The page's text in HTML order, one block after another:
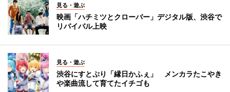
見る・遊ぶ
映画「ハチミツとクローバー」デジタル版、渋谷で
リバイバル上映
見る・遊ぶ
渋谷にすとぷり「縁日かふぇ」 メンカラたこやき
や楽曲流して育てたイチゴも